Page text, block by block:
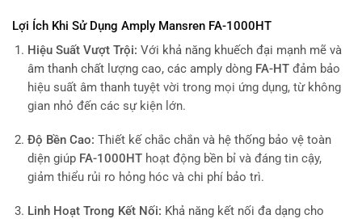
Lợi Ích Khi Sử Dụng Amply Mansren FA-1000HT
Hiệu Suất Vượt Trội: Với khả năng khuếch đại mạnh mẽ và
âm thanh chất lượng cao, các amply dòng FA-HTđảm bảo
hiệu suất âm thanh tuyệt vời trong mọi ứng dụng, từ không
gian nhỏ đến các sự kiện lớn.
Độ Bền Cao: Thiết kế chắc chắn và hệ thống bảo vệ toàn
diện giúp FA-1000HThoạt động bền bỉ và đáng tin cậy,
giảm thiểu rủi ro hỏng hóc và chi phí bảo trì.
Linh Hoạt Trong Kết Nối: Khả năng kết nối đa dạng cho